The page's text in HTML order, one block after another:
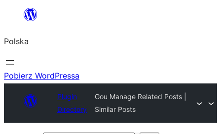
Przejdź
treści
Polska
Pobierz WordPressa
Plugin
Directory
Gou Manage Related Posts |
Similar Posts